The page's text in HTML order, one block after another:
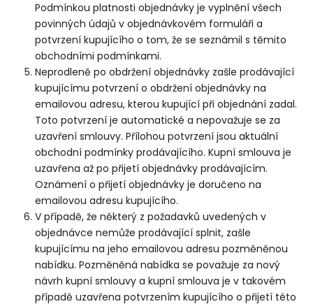
Podmínkou platnosti objednávky je vyplnění všech
povinných údajů v objednávkovém formuláři a
potvrzení kupujícího o tom, že se seznámil s těmito
obchodními podmínkami.
Neprodleně po obdržení objednávky zašle prodávající
kupujícímu potvrzení o obdržení objednávky na
emailovou adresu, kterou kupující při objednání zadal.
Toto potvrzení je automatické a nepovažuje se za
uzavření smlouvy. Přílohou potvrzení jsou aktuální
obchodní podmínky prodávajícího. Kupní smlouva je
uzavřena až po přijetí objednávky prodávajícím.
Oznámení o přijetí objednávky je doručeno na
emailovou adresu kupujícího.
V případě, že některý z požadavků uvedených v
objednávce nemůže prodávající splnit, zašle
kupujícímu na jeho emailovou adresu pozměněnou
nabídku. Pozměněná nabídka se považuje za nový
návrh kupní smlouvy a kupní smlouva je v takovém
případě uzavřena potvrzením kupujícího o přijetí této